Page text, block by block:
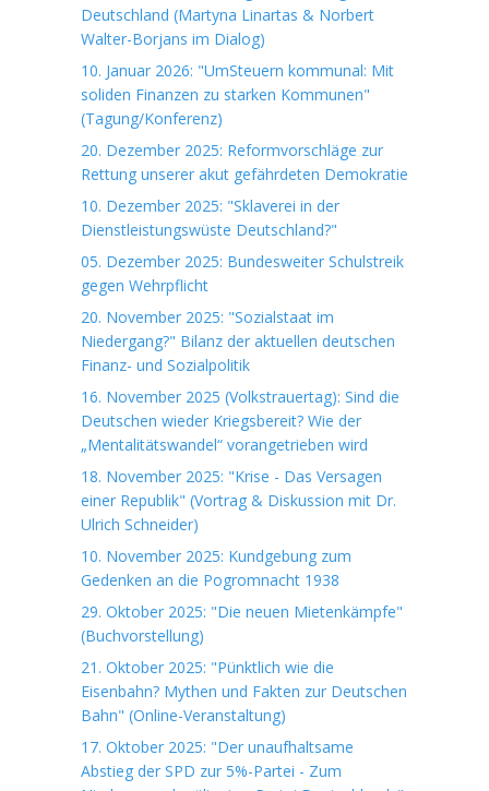
Deutschland (Martyna Linartas & Norbert
Walter-Borjans im Dialog)
10. Januar 2026: "UmSteuern kommunal: Mit
soliden Finanzen zu starken Kommunen"
(Tagung/Konferenz)
20. Dezember 2025: Reformvorschläge zur
Rettung unserer akut gefährdeten Demokratie
10. Dezember 2025: "Sklaverei in der
Dienstleistungswüste Deutschland?"
05. Dezember 2025: Bundesweiter Schulstreik
gegen Wehrpflicht
20. November 2025: "Sozialstaat im
Niedergang?" Bilanz der aktuellen deutschen
Finanz- und Sozialpolitik
16. November 2025 (Volkstrauertag): Sind die
Deutschen wieder Kriegsbereit? Wie der
„Mentalitätswandel“ vorangetrieben wird
18. November 2025: "Krise - Das Versagen
einer Republik" (Vortrag & Diskussion mit Dr.
Ulrich Schneider)
10. November 2025: Kundgebung zum
Gedenken an die Pogromnacht 1938
29. Oktober 2025: "Die neuen Mietenkämpfe"
(Buchvorstellung)
21. Oktober 2025: "Pünktlich wie die
Eisenbahn? Mythen und Fakten zur Deutschen
Bahn" (Online-Veranstaltung)
17. Oktober 2025: "Der unaufhaltsame
Abstieg der SPD zur 5%-Partei - Zum